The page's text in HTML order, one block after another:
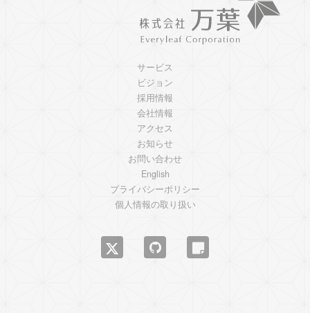
サービス
ビジョン
採用情報
会社情報
アクセス
お知らせ
お問い合わせ
English
プライバシーポリシー
個人情報の取り扱い